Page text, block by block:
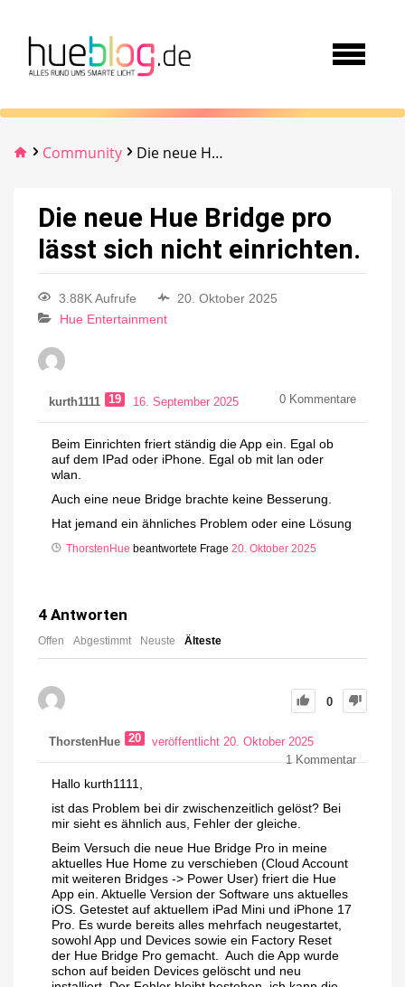
Community Die neue Hue Bridge pro lässt sich nicht einrichten.
Die neue Hue Bridge pro
lässt sich nicht einrichten.
3.88K Aufrufe
20. Oktober 2025
Hue Entertainment
kurth1111 19 16. September 2025 0 Kommentare
Beim Einrichten friert ständig die App ein. Egal ob
auf dem IPad oder iPhone. Egal ob mit lan oder
wlan.
Auch eine neue Bridge brachte keine Besserung.
Hat jemand ein ähnliches Problem oder eine Lösung
ThorstenHue beantwortete Frage 20. Oktober 2025
4 Antworten
Offen Abgestimmt Neuste Älteste
0
ThorstenHue 20
veröffentlicht 20. Oktober 2025
1Kommentar
Hallo kurth1111,
ist das Problem bei dir zwischenzeitlich gelöst? Bei
mir sieht es ähnlich aus, Fehler der gleiche.
Beim Versuch die neue Hue Bridge Pro in meine
aktuelles Hue Home zu verschieben (Cloud Account
mit weiteren Bridges -> Power User) friert die Hue
App ein. Aktuelle Version der Software uns aktuelles
iOS. Getestet auf aktuellem iPad Mini und iPhone 17
Pro. Es wurde bereits alles mehrfach neugestartet,
sowohl App und Devices sowie ein Factory Reset
der Hue Bridge Pro gemacht. Auch die App wurde
schon auf beiden Devices gelöscht und neu